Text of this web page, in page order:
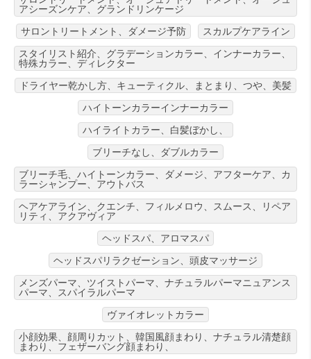
アシーズンケア、グランドリンケージ
サロントリートメント、ダメージ予防
スカルプケアライン
スタイリスト紹介、グラデーションカラー、インナーカラー、
特殊カラー、ディレクター
ドライヤー乾かし方、キューティクル、まとまり、つや、美髪
ハイトーンカラーインナーカラー
ハイライトカラー、白髪ぼかし、
ブリーチなし、ダブルカラー
ブリーチ毛、ハイトーンカラー、ダメージ、アフターケア、カ
ラーシャンプー、アウトバス
ヘアケアライン、クエンチ、フィルメロウ、スムース、リペア
リティ、アクアヴィア
ヘッドスパ、アロマスパ
ヘッドスパリラクゼーション、頭皮マッサージ
メンズパーマ、ツイストパーマ、ナチュラルパーマニュアンス
パーマ、スパイラルパーマ
ヴァイオレットカラー
小顔効果、顔周りカット、韓国風顔まわり、ナチュラル清楚顔
まわり、フェザーバング顔まわり、